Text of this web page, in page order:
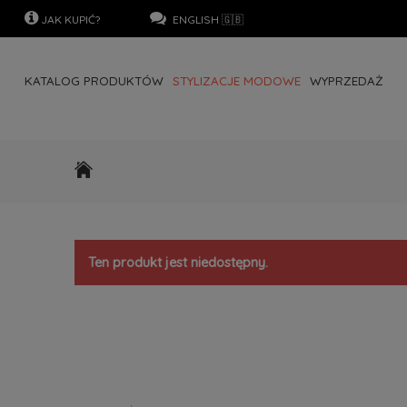
JAK KUPIĆ? .. ENGLISH 🇬🇧
KATALOG PRODUKTÓW STYLIZACJE MODOWE WYPRZEDAŻ
Ten produkt jest niedostępny.